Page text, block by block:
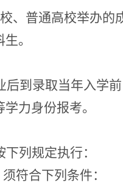
、普通高校举办的
。
后到录取当年入学前
力身份报考。
列规定执行：
符合下列条件：